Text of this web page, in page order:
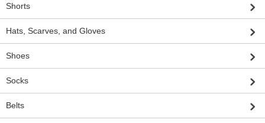
Shorts
Hats, Scarves, and Gloves
Shoes
Socks
Belts